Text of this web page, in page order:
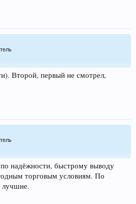
Второй, первый не смотрел,
надёжности, быстрому выводу
торговым условиям. По
лучшие.